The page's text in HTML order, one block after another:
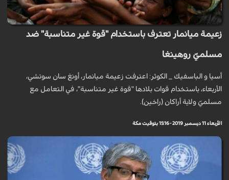
زعيمة ميانمار تعترف باستخدام "قوة غير متناسبة" ضد
مسلميّ روهينغا
أسيا و الباسفيك _ الكوثر: اعترفت زعيمة ميانمار، أونغ سان سوتشي،
الأربعاء، باستخدام قوات بلادها "قوة غير متناسبة"، في التعامل مع
مسلميّ ولاية أراكان (راخين).
الأربعاء 11 ديسمبر 2019 - 15:16 بتوقيت مكة